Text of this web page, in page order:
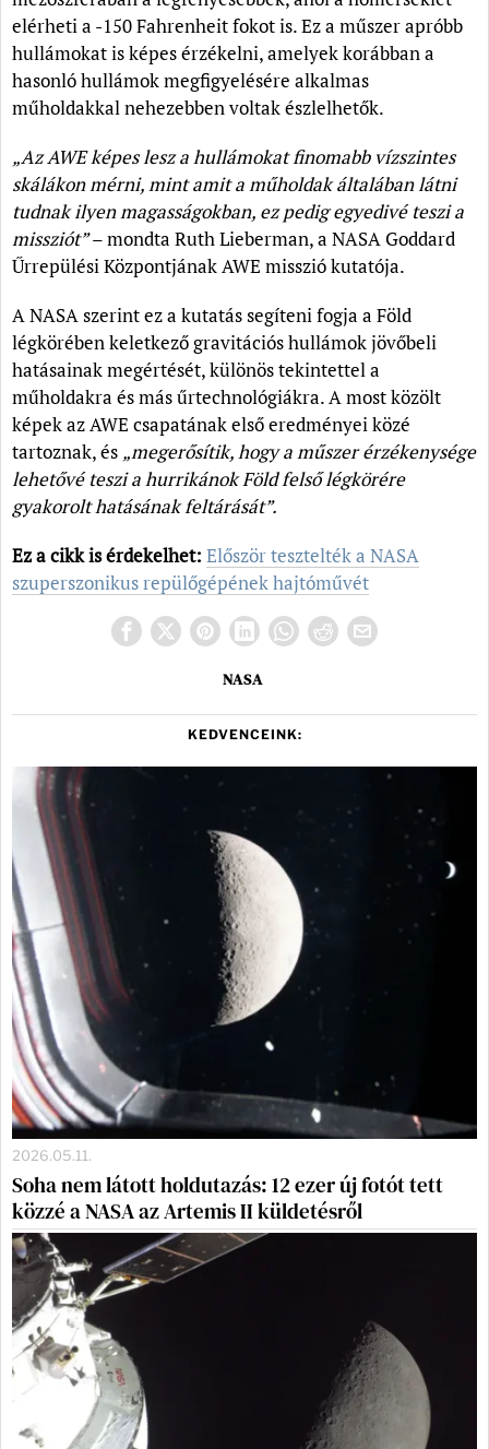
elérheti a -150 Fahrenheit fokot is. Ez a műszer apróbb
hullámokat is képes érzékelni, amelyek korábban a
hasonló hullámok megfigyelésére alkalmas
műholdakkal nehezebben voltak észlelhetők.
„Az AWE képes lesz a hullámokat finomabb vízszintes
skálákon mérni, mint amit a műholdak általában látni
tudnak ilyen magasságokban, ez pedig egyedivé teszi a
missziót”– mondta Ruth Lieberman, a NASA Goddard
Űrrepülési Központjának AWE misszió kutatója.
A NASA szerint ez a kutatás segíteni fogja a Föld
légkörében keletkező gravitációs hullámok jövőbeli
hatásainak megértését, különös tekintettel a
műholdakra és más űrtechnológiákra. A most közölt
képek az AWE csapatának első eredményei közé
tartoznak, és „megerősítik, hogy a műszer érzékenysége
lehetővé teszi a hurrikánok Föld felső légkörére
gyakorolt hatásának feltárását”.
Ez a cikk is érdekelhet: Először tesztelték a NASA
szuperszonikus repülőgépének hajtóművét
NASA
KEDVENCEINK:
2026.05.11.
Soha nem látott holdutazás: 12 ezer új fotót tett
közzé a NASA az Artemis II küldetésről